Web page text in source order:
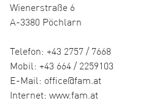
Wienerstraße 6
A-3380 Pöchlarn
Telefon: +43 2757 / 7668
Mobil: +43 664 / 2259103
E-Mail: office@fam.at
Internet: www.fam.at